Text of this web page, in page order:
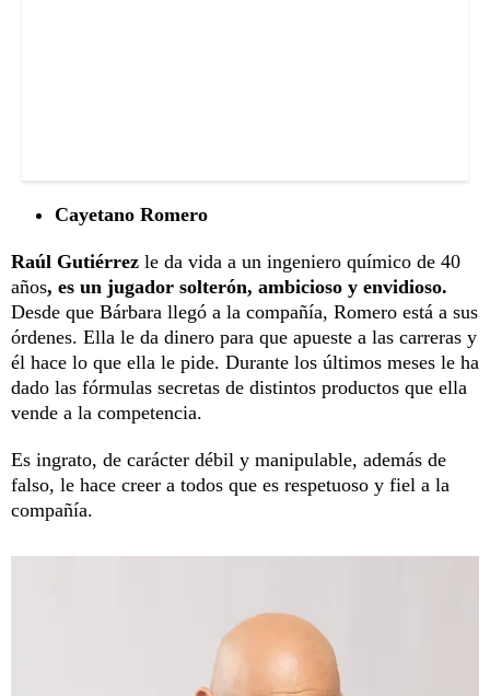
Cayetano Romero
Raúl Gutiérrez le da vida a un ingeniero químico de 40
años, es un jugador solterón, ambicioso y envidioso.
Desde que Bárbara llegó a la compañía, Romero está a sus
órdenes. Ella le da dinero para que apueste a las carreras y
él hace lo que ella le pide. Durante los últimos meses le ha
dado las fórmulas secretas de distintos productos que ella
vende a la competencia.
Es ingrato, de carácter débil y manipulable, además de
falso, le hace creer a todos que es respetuoso y fiel a la
compañía.